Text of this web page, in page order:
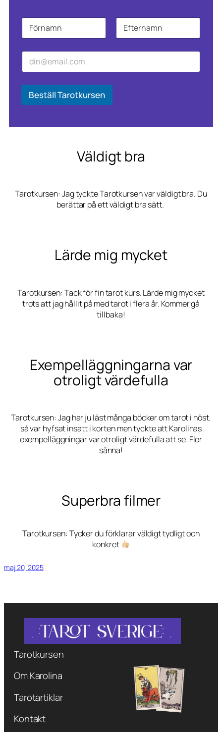
*
a
m
N
m
N
m
n
E
p
o
t
Beställ Tarotkursen
Väldigt bra
Tarotkursen: Jag tyckte Tarotkursen var väldigt bra. Du
berättar på ett väldigt bra sätt.
Lärde mig mycket
Tarotkursen: Tack för fin tarot kurs. Lärde mig mycket
trots att jag hållit på med tarot i flera år. Kommer gå
tillbaka!
Exempelläggningarna var
otroligt värdefulla
Tarotkursen: Jag har ju läst många böcker om tarot i höst,
så var hyfsat insatt i korten men tyckte att Karolinas
exempelläggningar var otroligt värdefulla att se. Fler
sånna!
Superbra filmer
Tarotkursen: Tycker du förklarar väldigt tydligt och
konkret
maj 20, 2025
Tarotkursen
Om Karolina
Tarotartiklar
Kontakt